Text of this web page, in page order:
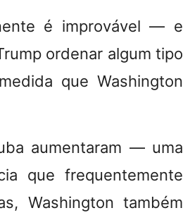
é improvável — e
ordenar algum tipo
que Washington
aumentaram — uma
que frequentemente
Washington também